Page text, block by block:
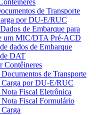
de Transporte
por DU-E/RUC
de Embarque para
um MIC/DTA Pré-ACD
dados de Embarque
DAT
Contêineres
de Transporte
Carga por DU-E/RUC
Nota Fiscal Eletrônica
Nota Fiscal Formulário